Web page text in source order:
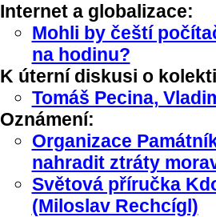
Internet a globalizace:
Mohli by čeští
na hodinu?
K úterní diskusi o
Tomáš Pecina,
Oznámení:
Organizace
nahradit ztráty
Světová příručka
(Miloslav Rechcígl)